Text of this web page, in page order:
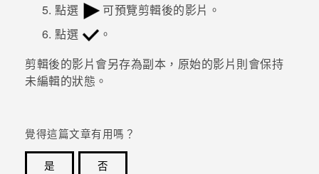
點選
可預覽剪輯後的影片。
點選
。
剪輯後的影片會另存為副本，原始的影片則會保持
未編輯的狀態。
覺得這篇文章有用嗎？
是
否